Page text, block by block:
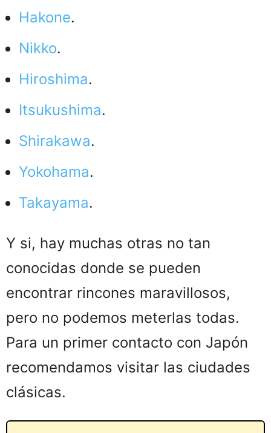
Hakone.
Nikko.
Hiroshima.
Itsukushima.
Shirakawa.
Yokohama.
Takayama.
Y si, hay muchas otras no tan
conocidas donde se pueden
encontrar rincones maravillosos,
pero no podemos meterlas todas.
Para un primer contacto con Japón
recomendamos visitar las ciudades
clásicas.